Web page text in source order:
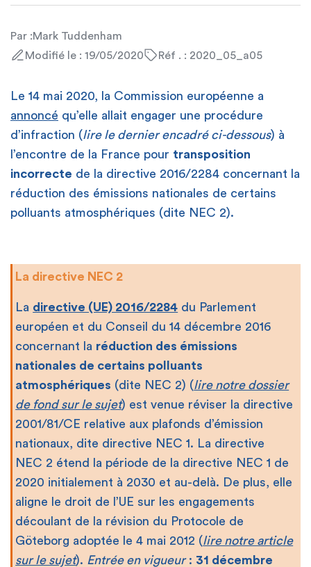
Par :Mark Tuddenham
Modifié le : 19/05/2020
Réf . : 2020_05_a05
Le 14 mai 2020, la Commission européenne a
annoncé qu’elle allait engager une procédure
d’infraction (lire le dernier encadré ci-dessous) à
l’encontre de la France pour transposition
incorrecte de la directive 2016/2284 concernant la
réduction des émissions nationales de certains
polluants atmosphériques (dite NEC 2).
La directive NEC 2
La directive (UE) 2016/2284 du Parlement
européen et du Conseil du 14 décembre 2016
concernant la réduction des émissions
nationales de certains polluants
atmosphériques (dite NEC 2) (lire notre dossier
de fond sur le sujet) est venue réviser la directive
2001/81/CE relative aux plafonds d’émission
nationaux, dite directive NEC 1. La directive
NEC 2 étend la période de la directive NEC 1 de
2020 initialement à 2030 et au-delà. De plus, elle
aligne le droit de l’UE sur les engagements
découlant de la révision du Protocole de
Göteborg adoptée le 4 mai 2012 (lire notre article
sur le sujet). Entrée en vigueur: 31 décembre